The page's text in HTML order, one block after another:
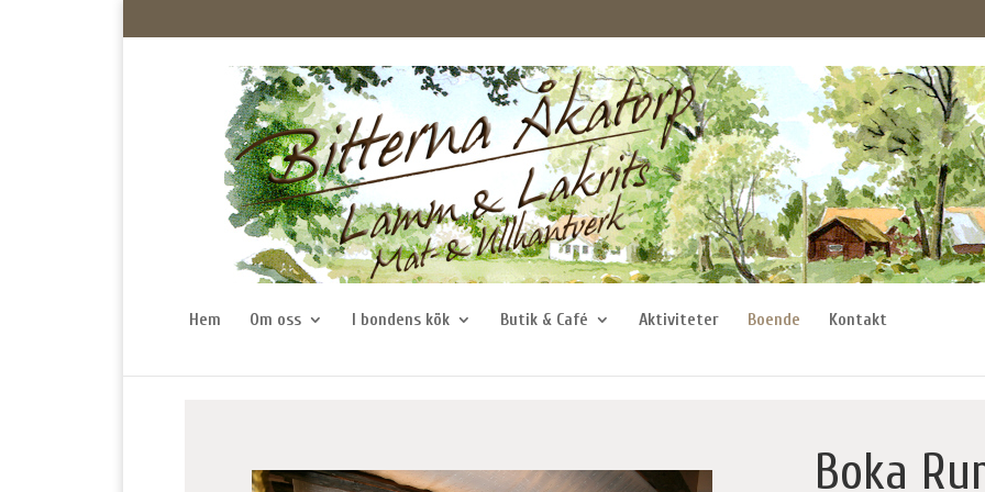
Hem Om oss I bondens kök Butik & Café Aktiviteter Boende Kontakt
Boka